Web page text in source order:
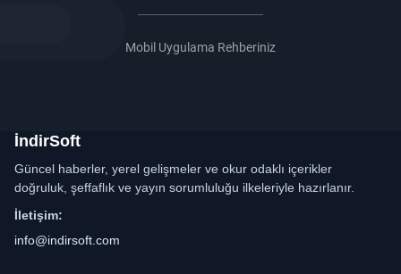
Mobil Uygulama Rehberiniz
İndirSoft
Güncel haberler, yerel gelişmeler ve okur odaklı içerikler
doğruluk, şeffaflık ve yayın sorumluluğu ilkeleriyle hazırlanır.
İletişim:
info@indirsoft.com